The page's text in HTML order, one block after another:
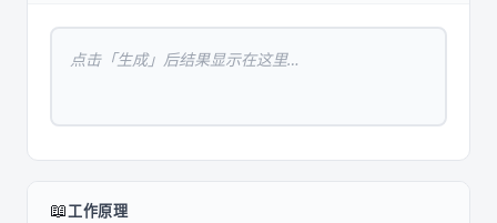
点击「生成」后结果显示在这里…
📖工作原理